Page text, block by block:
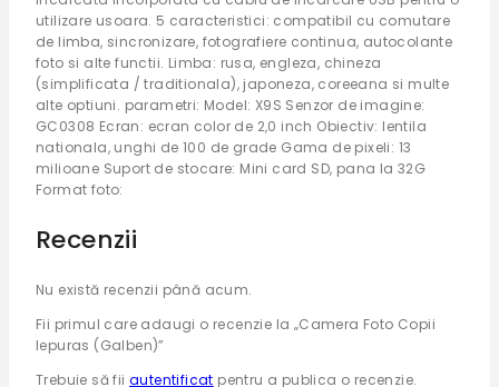
utilizare usoara. 5 caracteristici: compatibil cu comutare
de limba, sincronizare, fotografiere continua, autocolante
foto si alte functii. Limba: rusa, engleza, chineza
(simplificata / traditionala), japoneza, coreeana si multe
alte optiuni. parametri: Model: X9S Senzor de imagine:
GC0308 Ecran: ecran color de 2,0 inch Obiectiv: lentila
nationala, unghi de 100 de grade Gama de pixeli: 13
milioane Suport de stocare: Mini card SD, pana la 32G
Format foto:
Recenzii
Nu există recenzii până acum.
Fii primul care adaugi o recenzie la „Camera Foto Copii
Iepuras (Galben)”
Trebuie să fiiautentificat pentru a publica o recenzie.